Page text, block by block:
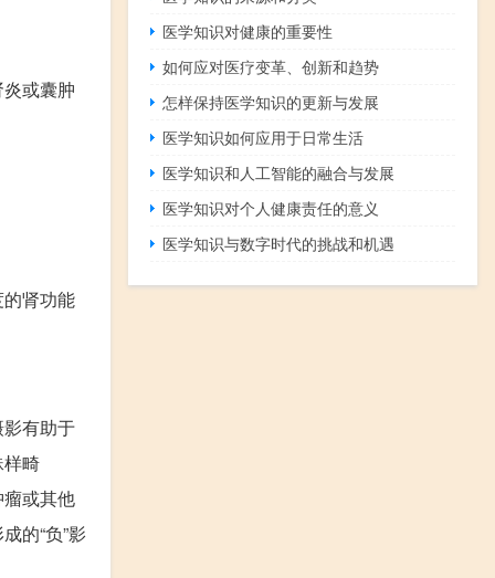
或囊肿
肾功能
有助于
畸
或其他
的“负”影
医学知识对健康的重要性
如何应对医疗变革、创新和趋势
怎样保持医学知识的更新与发展
医学知识如何应用于日常生活
医学知识和人工智能的融合与发展
医学知识对个人健康责任的意义
医学知识与数字时代的挑战和机遇